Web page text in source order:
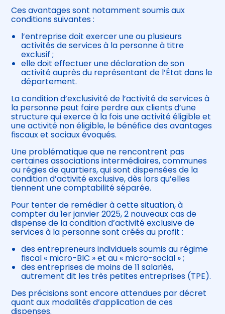
Ces avantages sont notamment soumis aux
conditions suivantes :
l’entreprise doit exercer une ou plusieurs
activités de services à la personne à titre
exclusif ;
elle doit effectuer une déclaration de son
activité auprès du représentant de l’État dans le
département.
La condition d’exclusivité de l’activité de services à
la personne peut faire perdre aux clients d’une
structure qui exerce à la fois une activité éligible et
une activité non éligible, le bénéfice des avantages
fiscaux et sociaux évoqués.
Une problématique que ne rencontrent pas
certaines associations intermédiaires, communes
ou régies de quartiers, qui sont dispensées de la
condition d’activité exclusive, dès lors qu’elles
tiennent une comptabilité séparée.
Pour tenter de remédier à cette situation, à
compter du 1er janvier 2025, 2 nouveaux cas de
dispense de la condition d’activité exclusive de
services à la personne sont créés au profit :
des entrepreneurs individuels soumis au régime
fiscal « micro-BIC » et au « micro-social » ;
des entreprises de moins de 11 salariés,
autrement dit les très petites entreprises (TPE).
Des précisions sont encore attendues par décret
quant aux modalités d’application de ces
dispenses.